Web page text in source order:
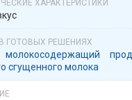
сгущенного молока